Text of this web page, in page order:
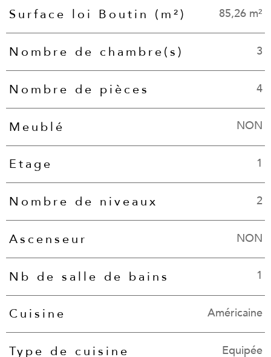
Surface loi Boutin (m²) 85,26 m²
Nombre de chambre(s) 3
Nombre de pièces 4
Meublé NON
Etage 1
Nombre de niveaux 2
Ascenseur NON
Nb de salle de bains 1
Cuisine Américaine
Type de cuisine Equipée